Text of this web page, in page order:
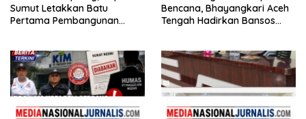
Sumut Letakkan Batu
Pertama Pembangunan
Bencana, Bhayangkari Aceh
Tengah Hadirkan Bansos